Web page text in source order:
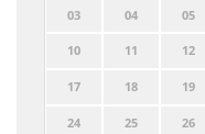
03 04 05
10 11 12
17 18 19
24 25 26